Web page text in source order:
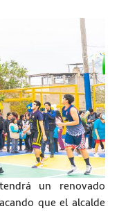
un renovado
que el alcalde